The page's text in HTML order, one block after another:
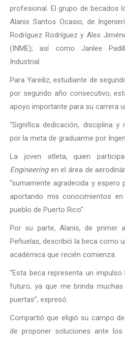
profesional. El grupo de becados
Alanis Santos Ocasio, de
Rodríguez Rodríguez y Alex
(INME); así como Janlee
Industrial.
Para Yareiliz, estudiante de
por segundo año consecutivo,
apoyo importante para su carrera
“Significa dedicación, disciplina
por la meta de graduarme por
La joven atleta, quien
Engineeringen el área de
“sumamente agradecida y espero
aportando mis conocimientos
pueblo de Puerto Rico”.
Por su parte, Alanis, de primer
Peñuelas, describió la beca como
académica que recién comienza.
“Esta beca representa un
futuro, ya que me brinda
puertas”, expresó.
Compartió que eligió su campo
de proponer soluciones ante